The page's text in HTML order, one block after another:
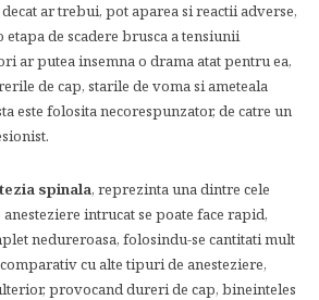
ar trebui, pot aparea si reactii adverse,
de scadere brusca a tensiunii
ar putea insemna o drama atat pentru ea,
de cap, starile de voma si ameteala
este folosita necorespunzator, de catre un
spinala, reprezinta una dintre cele
intrucat se poate face rapid,
nedureroasa, folosindu-se cantitati mult
cu alte tipuri de anesteziere,
provocand dureri de cap, bineinteles